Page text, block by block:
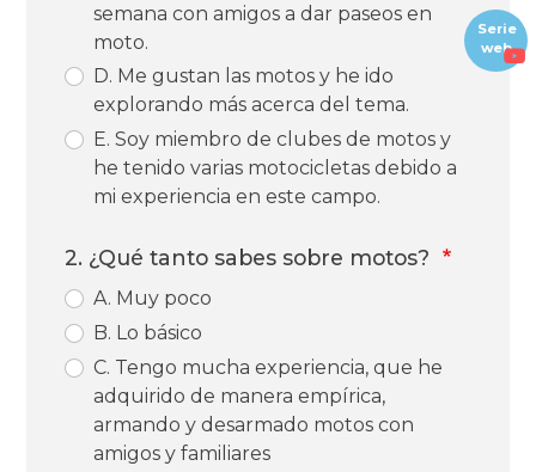
semana con amigos a dar paseos en
moto.
D. Me gustan las motos y he ido
explorando más acerca del tema.
E. Soy miembro de clubes de motos y
he tenido varias motocicletas debido a
mi experiencia en este campo.
2. ¿Qué tanto sabes sobre motos?
A. Muy poco
B. Lo básico
C. Tengo mucha experiencia, que he
adquirido de manera empírica,
armando y desarmado motos con
amigos y familiares
Serie
web